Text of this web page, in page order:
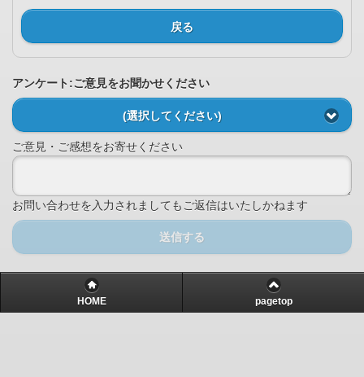
戻る
アンケート:ご意見をお聞かせください
(選択してください)
ご意見・ご感想をお寄せください
お問い合わせを入力されましてもご返信はいたしかねます
送信する
HOME pagetop